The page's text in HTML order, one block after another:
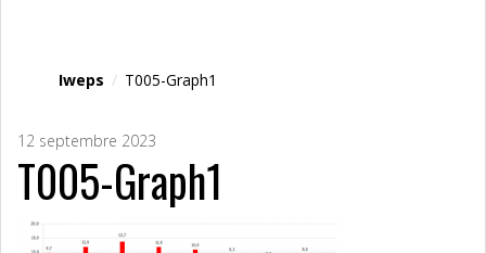
Iweps / T005-Graph1
12 septembre 2023
T005-Graph1